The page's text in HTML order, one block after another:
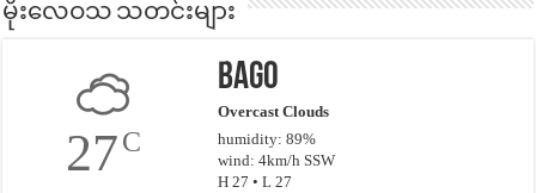
မိုးလေဝသ သတင်းများ
27C
Bago
Overcast Clouds
humidity: 89%
wind: 4km/h SSW
H 27 • L 27